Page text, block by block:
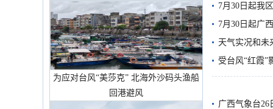
为应对台风“美莎克” 北海外沙码头渔船
回港避风
7月30日起我
7月30日起广
天气实况和未
受台风“红霞”
有较强降雨
广西气象台26